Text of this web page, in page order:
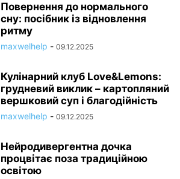
Повернення до нормального
сну: посібник із відновлення
ритму
maxwelhelp - 09.12.2025
Кулінарний клуб Love&Lemons:
грудневий виклик – картопляний
вершковий суп і благодійність
maxwelhelp - 09.12.2025
Нейродивергентна дочка
процвітає поза традиційною
освітою